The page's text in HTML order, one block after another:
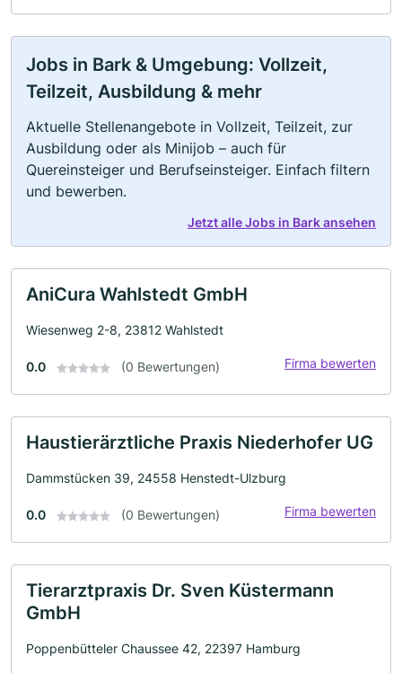
Jobs in Bark & Umgebung: Vollzeit,
Teilzeit, Ausbildung & mehr
Aktuelle Stellenangebote in Vollzeit, Teilzeit, zur
Ausbildung oder als Minijob – auch für
Quereinsteiger und Berufseinsteiger. Einfach filtern
und bewerben.
Jetzt alle Jobs in Bark ansehen
AniCura Wahlstedt GmbH
Wiesenweg 2-8, 23812 Wahlstedt
0.0 (0 Bewertungen) Firma bewerten
Haustierärztliche Praxis Niederhofer UG
Dammstücken 39, 24558 Henstedt-Ulzburg
0.0 (0 Bewertungen) Firma bewerten
Tierarztpraxis Dr. Sven Küstermann
GmbH
Poppenbütteler Chaussee 42, 22397 Hamburg